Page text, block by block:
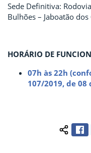
Sede Definitiva:
Bulhões – Jaboatão dos
HORÁRIO DE
07h às 22h
107/2019, de 08